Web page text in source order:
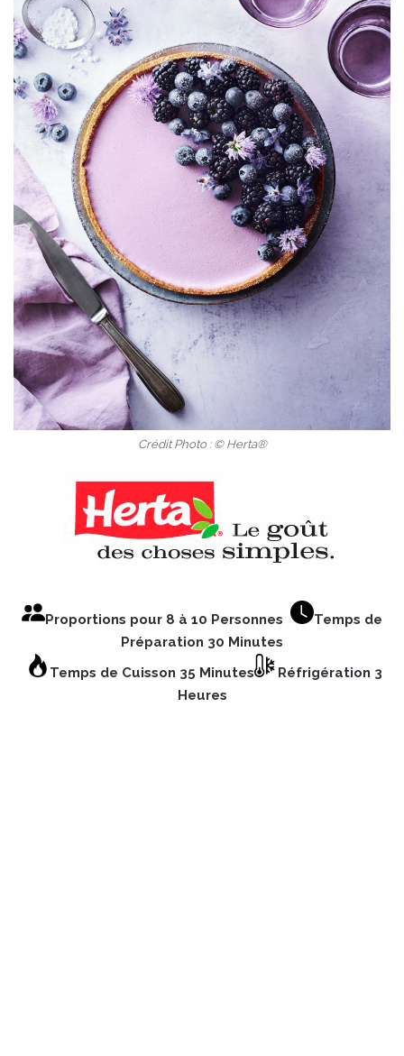
Crédit Photo : © Herta®
Proportions pour 8 à 10 Personnes
Temps de
Préparation 30 Minutes
Temps de Cuisson 35 Minutes
Réfrigération 3
Heures